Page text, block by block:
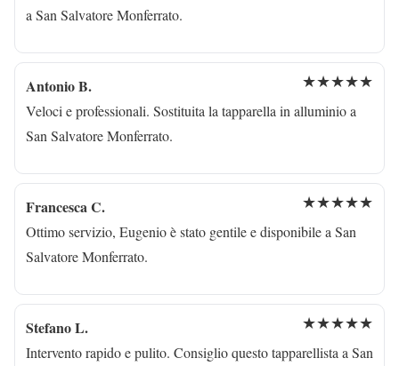
a San Salvatore Monferrato.
Antonio B. ★★★★★
Veloci e professionali. Sostituita la tapparella in alluminio a
San Salvatore Monferrato.
Francesca C. ★★★★★
Ottimo servizio, Eugenio è stato gentile e disponibile a San
Salvatore Monferrato.
Stefano L. ★★★★★
Intervento rapido e pulito. Consiglio questo tapparellista a San